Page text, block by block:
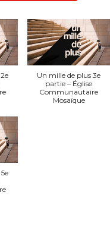
Un mille de plus 3e
partie – Église
Communautaire
Mosaïque